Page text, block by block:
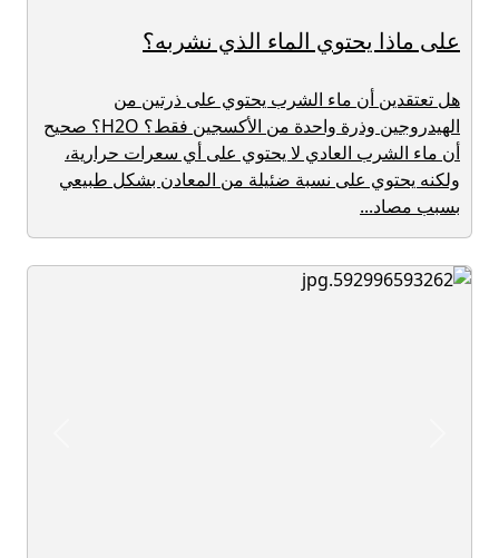
على ماذا يحتوي الماء الذي نشربه؟
هل تعتقدين أن ماء الشرب يحتوي على ذرتين من
الهيدروجين وذرة واحدة من الأكسجين فقط؟ H2O؟ صحيح
أن ماء الشرب العادي لا يحتوي على أي سعرات حرارية،
ولكنه يحتوي على نسبة ضئيلة من المعادن بشكل طبيعي
بسبب مصاد...